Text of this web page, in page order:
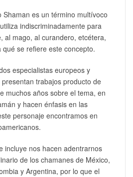
Shaman es un término multívoco
indiscriminadamente para
al mago, al curandero, etcétera,
se refiere este concepto.
especialistas europeos y
trabajos producto de
muchos años sobre el tema, en
y hacen énfasis en las
personaje encontramos en
incluye nos hacen adentrarnos
de los chamanes de México,
y Argentina, por lo que el